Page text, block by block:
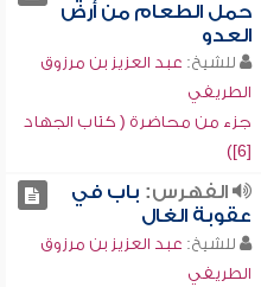
حمل الطعام من أرض
العدو
للشيخ: عبد العزيز بن مرزوق
الطريفي
جزء من محاضرة ( كتاب الجهاد
[6])
الفهرس: باب في
عقوبة الغال
للشيخ: عبد العزيز بن مرزوق
الطريفي